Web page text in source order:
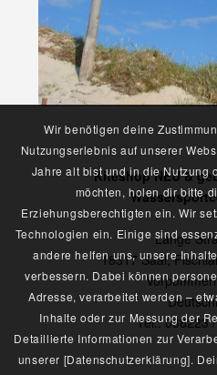
Kiteshop NEU &
Lange
18317 Saal,
Tel.: 038223
Wir benötigen deine
Nutzungserlebnis auf unserer
Jahre alt bist und in die Nutzung
möchten, holen dir bitte
Erziehungsberechtigten ein. Wir
Technologien ein. Einige sind
andere helfen uns, unsere
verbessern. Dabei können
Adresse, verarbeitet werden –
Inhalte oder zur Messung der
Detaillierte Informationen zur
unserer [Datenschutzerklärung].